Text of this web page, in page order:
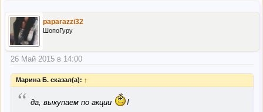
paparazzi32
ШопоГуру
26 Май 2015 в 14:00
Марина Б. сказал(а): ↑
“ да, выкупаем по акции !